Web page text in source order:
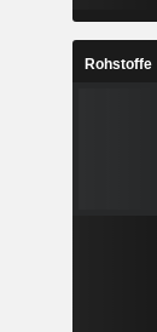
Rohstoffe